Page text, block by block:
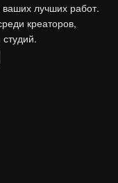
лучших работ.
креаторов,